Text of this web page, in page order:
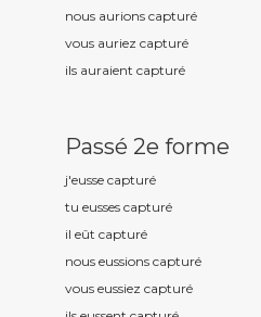
nous aurions capturé
vous auriez capturé
ils auraient capturé
Passé 2e forme
j'eusse capturé
tu eusses capturé
il eût capturé
nous eussions capturé
vous eussiez capturé